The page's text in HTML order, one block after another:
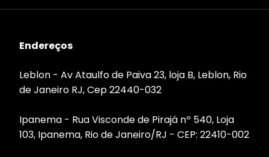
Endereços
Leblon - Av Ataulfo de Paiva 23, loja B, Leblon, Rio
de Janeiro RJ, Cep 22440-032
Ipanema - Rua Visconde de Pirajá nº 540, Loja
103, Ipanema, Rio de Janeiro/RJ - CEP: 22410-002